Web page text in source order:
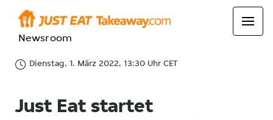
Newsroom
Dienstag, 1. März 2022, 13:30 Uhr CET
Just Eat startet